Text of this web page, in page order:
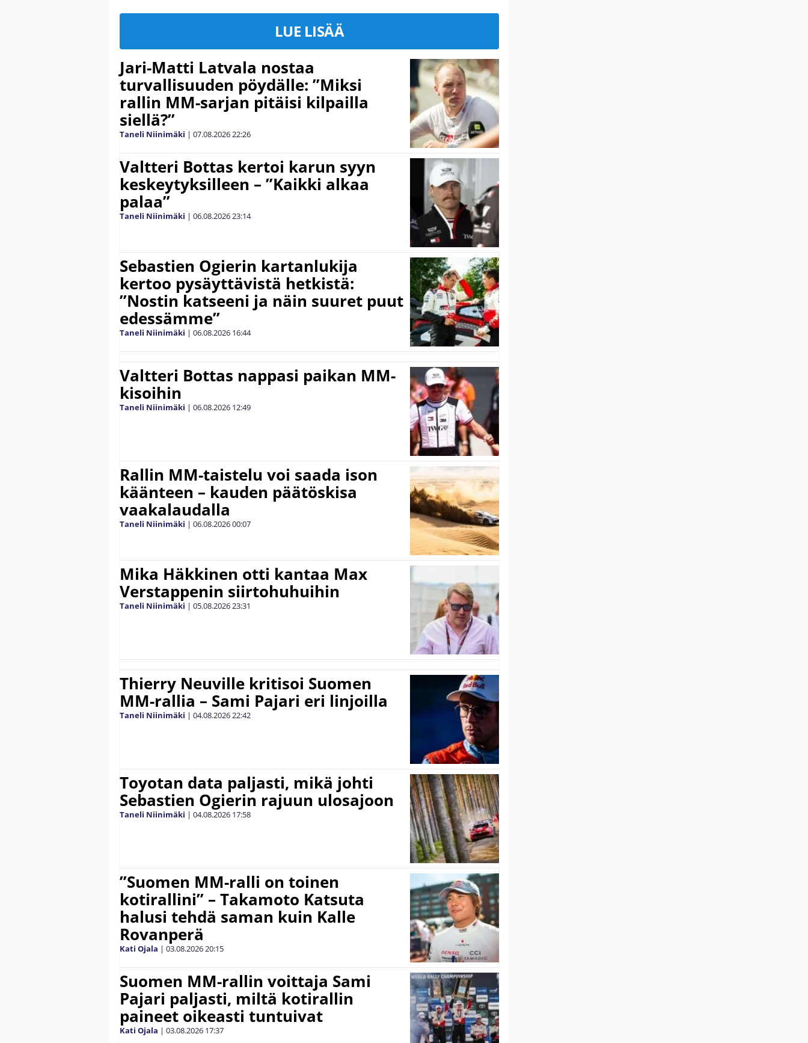
LUE LISÄÄ
Jari-Matti Latvala nostaa
turvallisuuden pöydälle: ”Miksi
rallin MM-sarjan pitäisi kilpailla
siellä?”
Taneli Niinimäki | 07.08.202622:26
Valtteri Bottas kertoi karun syyn
keskeytyksilleen – ”Kaikki alkaa
palaa”
Taneli Niinimäki | 06.08.202623:14
Sebastien Ogierin kartanlukija
kertoo pysäyttävistä hetkistä:
”Nostin katseeni ja näin suuret puut
edessämme”
Taneli Niinimäki | 06.08.2026 16:44
Valtteri Bottas nappasi paikan MM-
kisoihin
Taneli Niinimäki | 06.08.2026 12:49
Rallin MM-taistelu voi saada ison
käänteen – kauden päätöskisa
vaakalaudalla
Taneli Niinimäki | 06.08.202600:07
Mika Häkkinen otti kantaa Max
Verstappenin siirtohuhuihin
Taneli Niinimäki | 05.08.202623:31
Thierry Neuville kritisoi Suomen
MM-rallia – Sami Pajari eri linjoilla
Taneli Niinimäki | 04.08.202622:42
Toyotan data paljasti, mikä johti
Sebastien Ogierin rajuun ulosajoon
Taneli Niinimäki | 04.08.2026 17:58
”Suomen MM-ralli on toinen
kotirallini” – Takamoto Katsuta
halusi tehdä saman kuin Kalle
Rovanperä
Kati Ojala | 03.08.202620:15
Suomen MM-rallin voittaja Sami
Pajari paljasti, miltä kotirallin
paineet oikeasti tuntuivat
Kati Ojala | 03.08.2026 17:37